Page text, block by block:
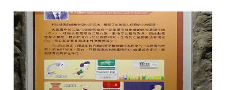
島
的
形
成
過
程
碳
十
四
定
年
法